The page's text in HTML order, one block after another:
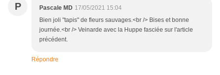
P Pascale MD 17/05/2021 15:04
Bien joli "tapis" de fleurs sauvages.<br /> Bises et bonne
journée.<br /> Veinarde avec la Huppe fasciée sur l'article
précédent.
Répondre